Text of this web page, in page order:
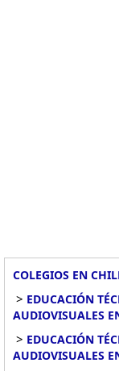
COLEGIOS EN
> EDUCACIÓN
AUDIOVISUALES
> EDUCACIÓN
AUDIOVISUALES